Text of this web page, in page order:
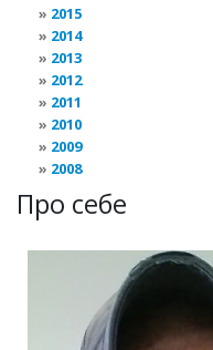
2015
2014
2013
2012
2011
2010
2009
2008
Про себе